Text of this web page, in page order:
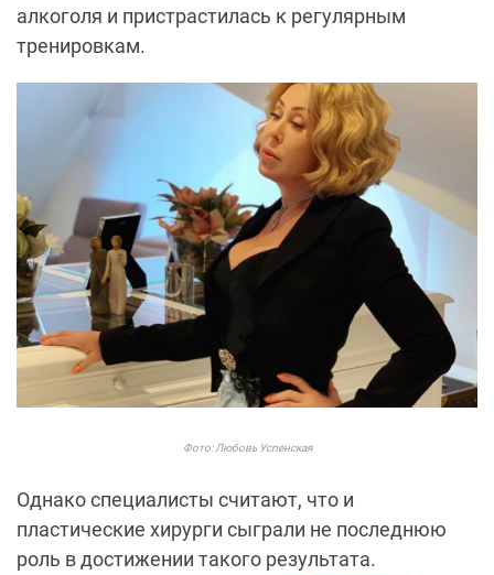
алкоголя и пристрастилась к регулярным
тренировкам.
Фото: Любовь Успенская
Однако специалисты считают, что и
пластические хирурги сыграли не последнюю
роль в достижении такого результата.